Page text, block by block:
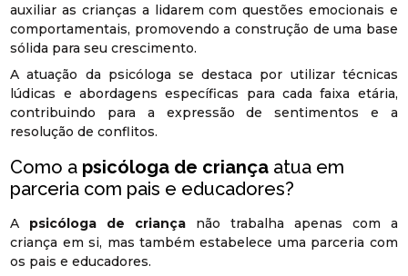
auxiliar as crianças a lidarem com questões emocionais e
comportamentais, promovendo a construção de uma base
sólida para seu crescimento.
A atuação da psicóloga se destaca por utilizar técnicas
lúdicas e abordagens específicas para cada faixa etária,
contribuindo para a expressão de sentimentos e a
resolução de conflitos.
Como a psicóloga de criança atua em
parceria com pais e educadores?
A psicóloga de criança não trabalha apenas com a
criança em si, mas também estabelece uma parceria com
os pais e educadores.